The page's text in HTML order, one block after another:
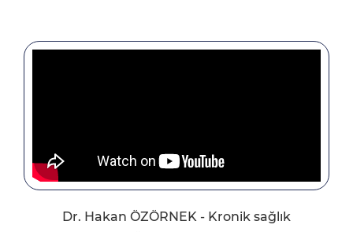
Dr. Hakan ÖZÖRNEK - Kronik sağlık